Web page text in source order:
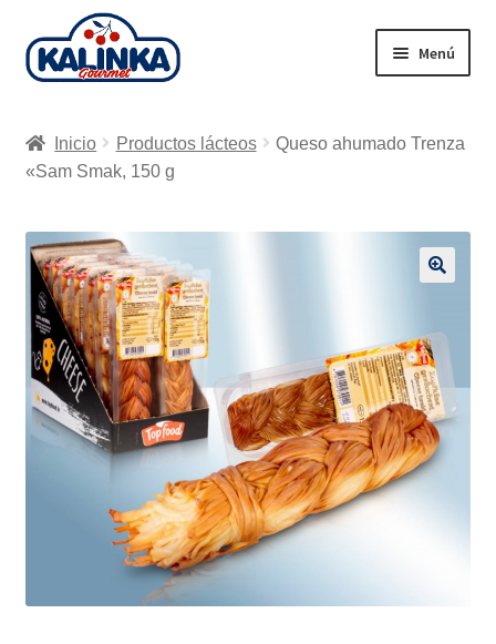
Ir
a
Ir
al
Menú
Tienda en línea
Supermercados
Envío
Carrito
Inicio Productos lácteos
Queso ahumado Trenza
«Sam Smak, 150 g